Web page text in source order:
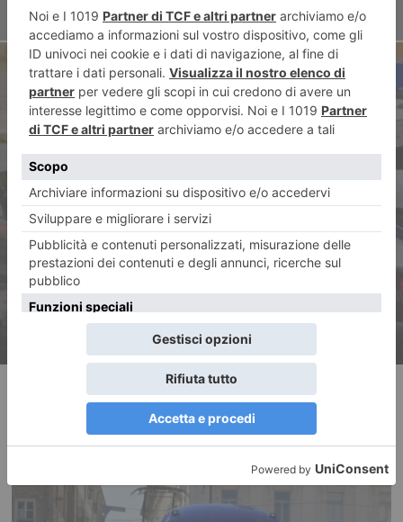
Badante infedele preleva mille
euro dal conto dell’anziana
assistita
RECENTI: